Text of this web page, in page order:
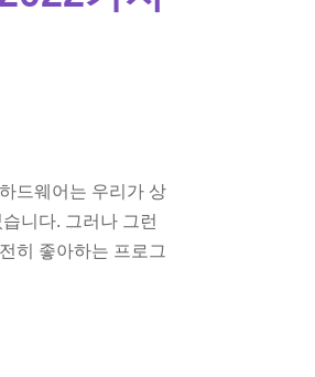
드웨어는 우리가 상
니다. 그러나 그런
히 좋아하는 프로그